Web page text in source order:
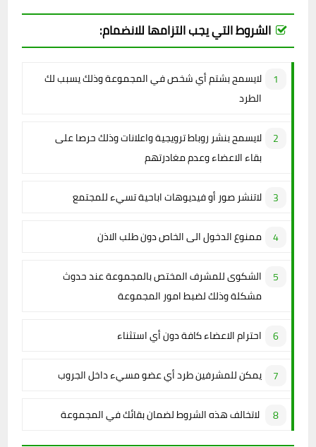
الشروط التي يجب التزامها للانضمام:
لايسمح بشتم أي شخص في المجموعة وذلك يسبب لك
الطرد
لايسمح بنشر روباط ترويجية واعلانات وذلك حرصا على
بقاء الاعضاء وعدم مغادرتهم
لاتنشر صور أو فيديوهات اباحية تسيء للمجتمع
ممنوع الدخول الى الخاص دون طلب الاذن
الشكوى للمشرف المختص بالمجموعة عند حدوث
مشكلة وذلك لضبط امور المجموعة
احترام الاعضاء كافة دون أي استثناء
يمكن للمشرفين طرد أي عضو مسيء داخل الجروب
لاتخالف هذه الشروط لضمان بقائك في المجموعة